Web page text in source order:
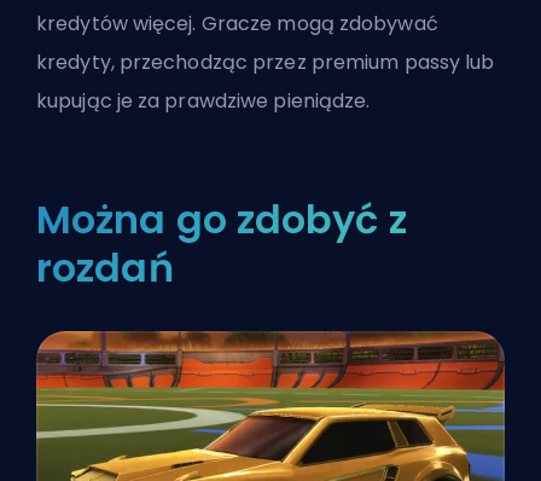
kredytów więcej. Gracze mogą zdobywać
kredyty, przechodząc przez premium passy lub
kupując je za prawdziwe pieniądze.
Można go zdobyć z
rozdań